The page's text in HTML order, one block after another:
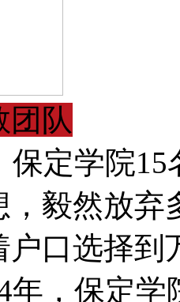
团队
定学院15
，毅然放弃
户口选择
年，保定